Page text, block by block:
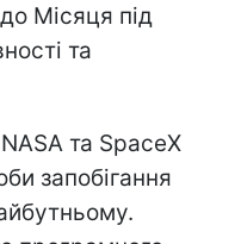
Місяця під
та
та SpaceX
запобігання